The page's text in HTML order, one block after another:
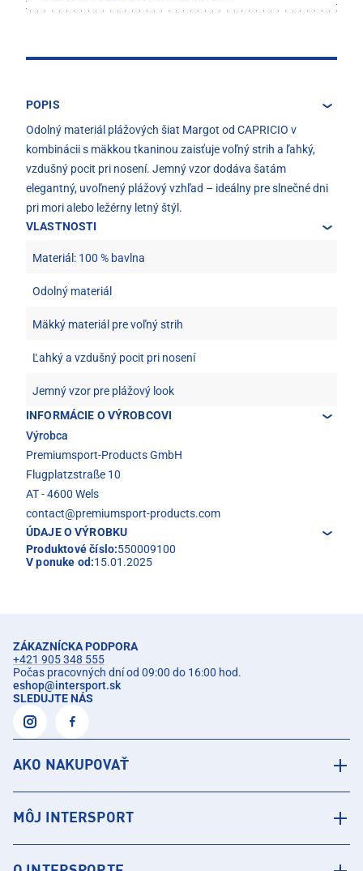
POPIS
Odolný materiál plážových šiat Margot od CAPRICIO v
kombinácii s mäkkou tkaninou zaisťuje voľný strih a ľahký,
vzdušný pocit pri nosení. Jemný vzor dodáva šatám
elegantný, uvoľnený plážový vzhľad – ideálny pre slnečné dni
pri mori alebo ležérny letný štýl.
VLASTNOSTI
Materiál: 100 % bavlna
Odolný materiál
Mäkký materiál pre voľný strih
Ľahký a vzdušný pocit pri nosení
Jemný vzor pre plážový look
INFORMÁCIE O VÝROBCOVI
Výrobca
Premiumsport-Products GmbH
Flugplatzstraße 10
AT - 4600 Wels
contact@premiumsport-products.com
ÚDAJE O VÝROBKU
Produktové číslo:550009100
V ponuke od:15.01.2025
ZÁKAZNÍCKA PODPORA
+421 905 348 555
Počas pracovných dní od 09:00 do 16:00 hod.
eshop@intersport.sk
SLEDUJTE NÁS
AKO NAKUPOVAŤ
MÔJ INTERSPORT